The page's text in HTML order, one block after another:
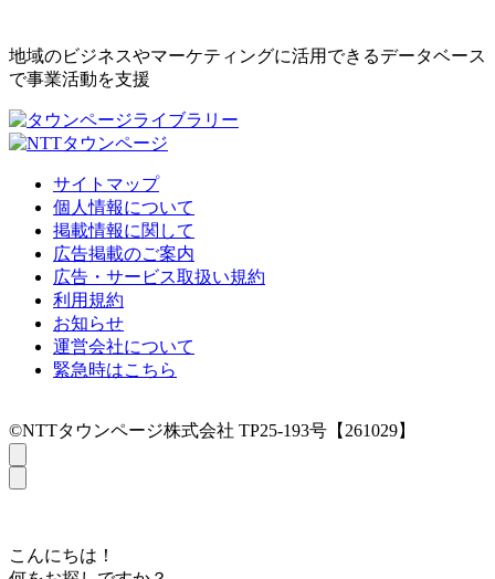
地域のビジネスやマーケティングに活用できるデータベース
で事業活動を支援
サイトマップ
個人情報について
掲載情報に関して
広告掲載のご案内
広告・サービス取扱い規約
利用規約
お知らせ
運営会社について
緊急時はこちら
©NTTタウンページ株式会社 TP25-193号【261029】
こんにちは！